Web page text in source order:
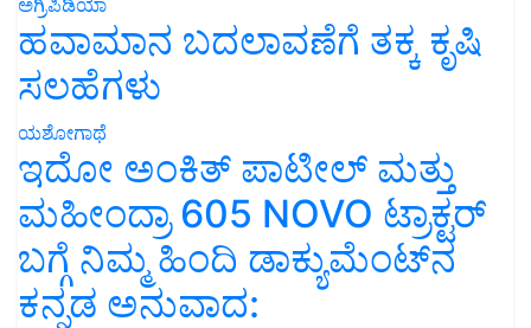
ಹವಾಮಾನ ಬದಲಾವಣೆಗೆ ತಕ್ಕ ಕೃಷಿ
ಸಲಹೆಗಳು
ಯಶೋಗಾಥೆ
ಇದೋ ಅಂಕಿತ್ ಪಾಟೀಲ್ ಮತ್ತು
ಮಹೀಂದ್ರಾ 605 NOVO ಟ್ರಾಕ್ಟರ್
ಬಗ್ಗೆ ನಿಮ್ಮ ಹಿಂದಿ ಡಾಕ್ಯುಮೆಂಟ್‌ನ
ಕನ್ನಡ ಅನುವಾದ: